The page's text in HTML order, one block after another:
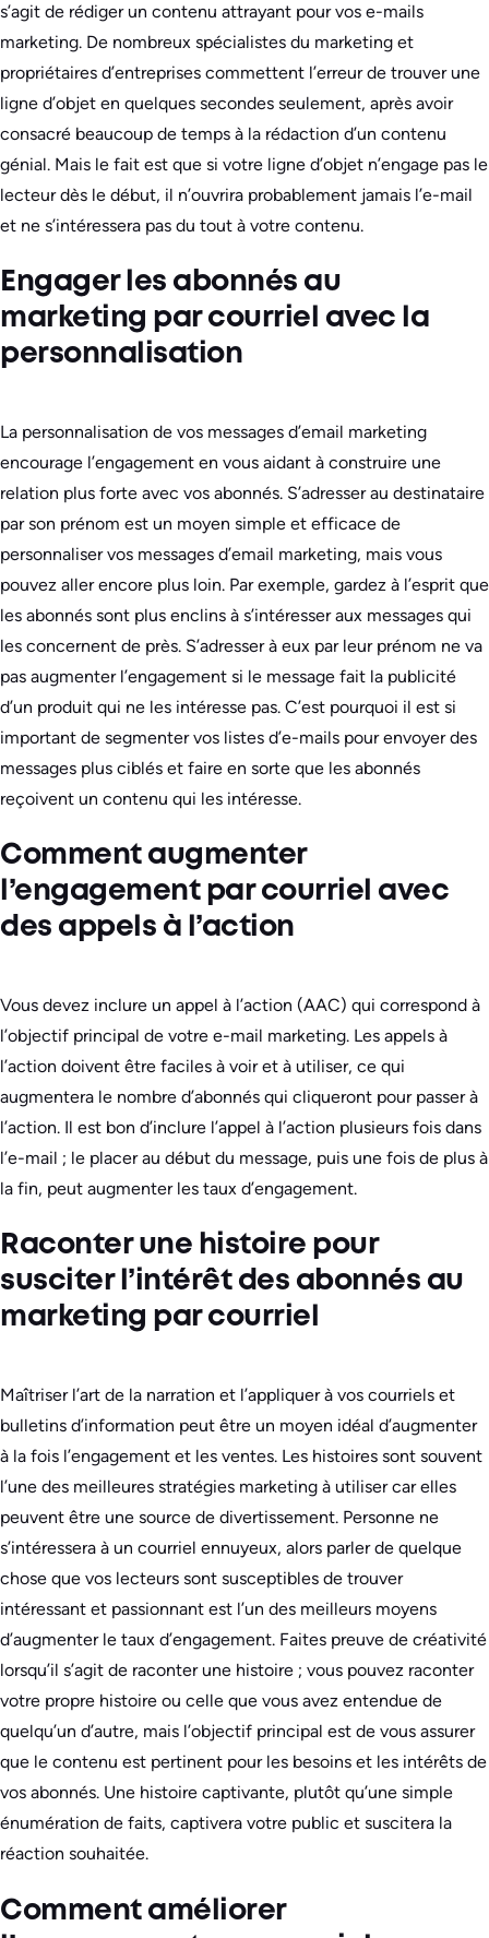
s’agit de rédiger un contenu attrayant pour vos e-mails
marketing. De nombreux spécialistes du marketing et
propriétaires d’entreprises commettent l’erreur de trouver une
ligne d’objet en quelques secondes seulement, après avoir
consacré beaucoup de temps à la rédaction d’un contenu
génial. Mais le fait est que si votre ligne d’objet n’engage pas le
lecteur dès le début, il n’ouvrira probablement jamais l’e-mail
et ne s’intéressera pas du tout à votre contenu.
Engager les abonnés au
marketing par courriel avec la
personnalisation
La personnalisation de vos messages d’email marketing
encourage l’engagement en vous aidant à construire une
relation plus forte avec vos abonnés. S’adresser au destinataire
par son prénom est un moyen simple et efficace de
personnaliser vos messages d’email marketing, mais vous
pouvez aller encore plus loin. Par exemple, gardez à l’esprit que
les abonnés sont plus enclins à s’intéresser aux messages qui
les concernent de près. S’adresser à eux par leur prénom ne va
pas augmenter l’engagement si le message fait la publicité
d’un produit qui ne les intéresse pas. C’est pourquoi il est si
important de segmenter vos listes d’e-mails pour envoyer des
messages plus ciblés et faire en sorte que les abonnés
reçoivent un contenu qui les intéresse.
Comment augmenter
l’engagement par courriel avec
des appels à l’action
Vous devez inclure un appel à l’action (AAC) qui correspond à
l’objectif principal de votre e-mail marketing. Les appels à
l’action doivent être faciles à voir et à utiliser, ce qui
augmentera le nombre d’abonnés qui cliqueront pour passer à
l’action. Il est bon d’inclure l’appel à l’action plusieurs fois dans
l’e-mail ; le placer au début du message, puis une fois de plus à
la fin, peut augmenter les taux d’engagement.
Raconter une histoire pour
susciter l’intérêt des abonnés au
marketing par courriel
Maîtriser l’art de la narration et l’appliquer à vos courriels et
bulletins d’information peut être un moyen idéal d’augmenter
à la fois l’engagement et les ventes. Les histoires sont souvent
l’une des meilleures stratégies marketing à utiliser car elles
peuvent être une source de divertissement. Personne ne
s’intéressera à un courriel ennuyeux, alors parler de quelque
chose que vos lecteurs sont susceptibles de trouver
intéressant et passionnant est l’un des meilleurs moyens
d’augmenter le taux d’engagement. Faites preuve de créativité
lorsqu’il s’agit de raconter une histoire ; vous pouvez raconter
votre propre histoire ou celle que vous avez entendue de
quelqu’un d’autre, mais l’objectif principal est de vous assurer
que le contenu est pertinent pour les besoins et les intérêts de
vos abonnés. Une histoire captivante, plutôt qu’une simple
énumération de faits, captivera votre public et suscitera la
réaction souhaitée.
Comment améliorer